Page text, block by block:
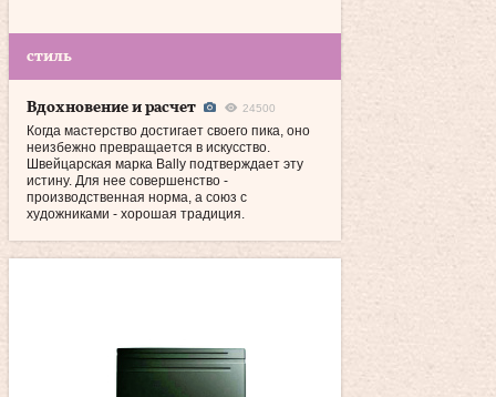
стиль
Вдохновение и расчет 24500
Когда мастерство достигает своего пика, оно
неизбежно превращается в искусство.
Швейцарская марка Bally подтверждает эту
истину. Для нее совершенство -
производственная норма, а союз с
художниками - хорошая традиция.